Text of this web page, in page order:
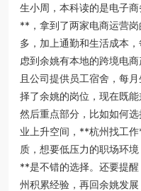
生小周，本科读的是电子
**，拿到了两家电商运营
多，加上通勤和生活成本
虑到余姚有本地的跨境电
且公司提供员工宿舍，每
择了余姚的岗位，现在既能
然后重点部分，比如如何
业上升空间，**杭州找工
质，想要低压力的职场环
**是不错的选择。还要提
州积累经验，再回余姚发